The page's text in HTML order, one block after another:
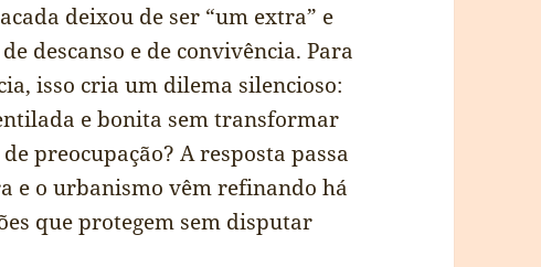
deixou de ser “um extra” e
descanso e de convivência. Para
isso cria um dilema silencioso:
e bonita sem transformar
preocupação? A resposta passa
e o urbanismo vêm refinando há
que protegem sem disputar